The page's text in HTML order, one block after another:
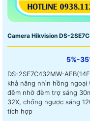
Camera Hikvision DS-
5%-
DS-2SE7C432MW-
khả năng nhìn hồng ngoại
đêm nhờ đèm trợ sáng
32X, chống ngược sáng
tích hợp